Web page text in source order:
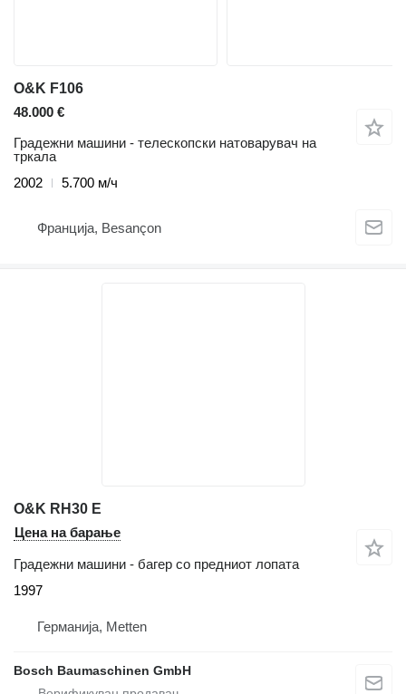
O&K F106
48.000 €
Градежни машини - телескопски натоварувач на
тркала
2002
5.700 м/ч
Франција, Besançon
O&K RH30 E
Цена на барање
Градежни машини - багер со предниот лопата
1997
Германија, Metten
Bosch Baumaschinen GmbH